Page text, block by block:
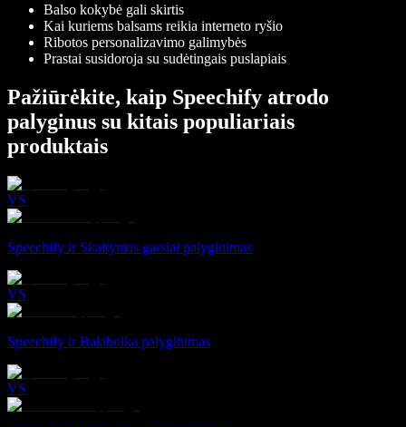
Balso kokybė gali skirtis
Kai kuriems balsams reikia interneto ryšio
Ribotos personalizavimo galimybės
Prastai susidoroja su sudėtingais puslapiais
Pažiūrėkite, kaip Speechify atrodo
palyginus su kitais populiariais
produktais
VS
Speechify ir Skaitymas garsiai palyginimas
VS
Speechify ir Balabolka palyginimas
VS